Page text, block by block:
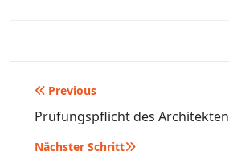
Beitragsnavigation
Previous
Prüfungspflicht des Architekten
Nächster Schritt